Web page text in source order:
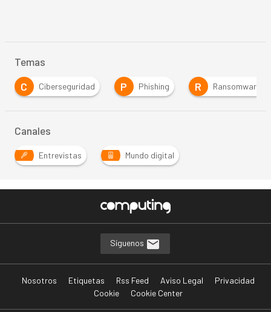
Temas
C
Ciberseguridad P Phishing R Ransomware
Canales
Entrevistas Mundo digital
Síguenos
Nosotros Etiquetas Rss Feed Aviso Legal
Privacidad
Cookie
Cookie Center